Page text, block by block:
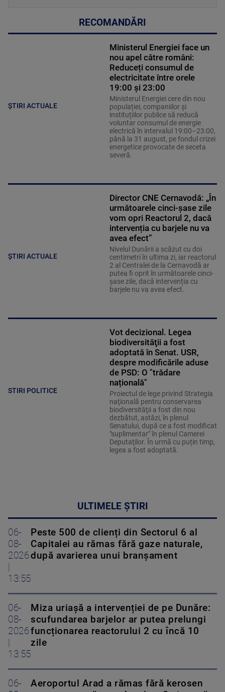
RECOMANDĂRI
ȘTIRI ACTUALE
Ministerul Energiei face un
nou apel către români:
Reduceți consumul de
electricitate între orele
19:00 și 23:00
Ministerul Energiei cere din nou
populației, companiilor și
instituțiilor publice să reducă
voluntar consumul de energie
electrică în intervalul 19:00–23:00,
până la 31 august, pe fondul crizei
energetice provocate de seceta
severă.
ȘTIRI ACTUALE
Director CNE Cernavodă: „În
următoarele cinci-șase zile
vom opri Reactorul 2, dacă
intervenția cu barjele nu va
avea efect”
Nivelul Dunării a scăzut cu doi
centimetri în ultima zi, iar reactorul
2 al Centralei de la Cernavodă ar
putea fi oprit în următoarele cinci-
șase zile, dacă intervenția cu
barjele nu va avea efect.
STIRI POLITICE
Vot decizional. Legea
biodiversităţii a fost
adoptată în Senat. USR,
despre modificările aduse
de PSD: O "trădare
națională"
Proiectul de lege privind Strategia
naţională pentru conservarea
biodiversităţii a fost din nou
dezbătut, astăzi, în plenul
Senatului, după ce a fost modificat
"suplimentar" în plenul Camerei
Deputaţilor. În urmă cu puțin timp,
legea a fost adoptată.
ULTIMELE ȘTIRI
06-
08-
2026
13:55
Peste 500 de clienți din Sectorul 6 al
Capitalei au rămas fără gaze naturale,
după avarierea unui branșament
06-
08-
2026
13:55
Miza uriașă a intervenției de pe Dunăre:
scufundarea barjelor ar putea prelungi
funcționarea reactorului 2 cu încă 10
zile
06-
Aeroportul Arad a rămas fără kerosen